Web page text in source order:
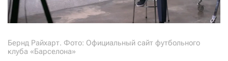
Бернд Райхарт. Фото: Официальный сайт футбольного
клуба «Барселона»